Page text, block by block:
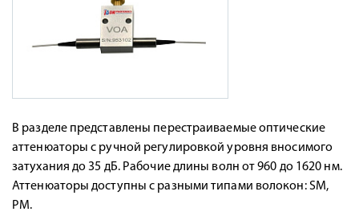
В разделе представлены перестраиваемые оптические
аттенюаторы с ручной регулировкой уровня вносимого
затухания до 35 дБ. Рабочие длины волн от 960 до 1620 нм.
Аттенюаторы доступны с разными типами волокон: SM,
PM.